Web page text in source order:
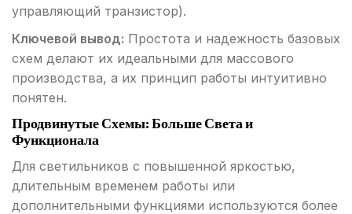
управляющий транзистор).
Ключевой вывод: Простота и надежность базовых
схем делают их идеальными для массового
производства, а их принцип работы интуитивно
понятен.
Продвинутые Схемы: Больше Света и
Функционала
Для светильников с повышенной яркостью,
длительным временем работы или
дополнительными функциями используются более